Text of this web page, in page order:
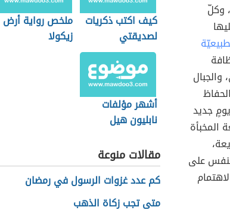
وكلّ
جديد
المخبأة
على
كيف اكتب ذكريات
لصديقتي
ملخص رواية أرض
زيكولا
أشهر مؤلفات
نابليون هيل
مقالات منوعة
كم عدد غزوات الرسول في رمضان
متى تجب زكاة الذهب